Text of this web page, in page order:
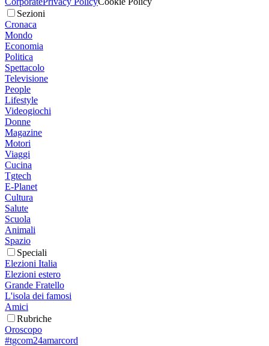
Sezioni
Cronaca
Mondo
Economia
Politica
Spettacolo
Televisione
People
Lifestyle
Videogiochi
Donne
Magazine
Motori
Viaggi
Cucina
Tgtech
E-Planet
Cultura
Salute
Scuola
Animali
Spazio
Speciali
Elezioni Italia
Elezioni estero
Grande Fratello
L'isola dei famosi
Amici
Rubriche
Oroscopo
#tgcom24amarcord